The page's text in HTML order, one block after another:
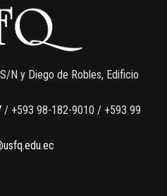
N y Diego de Robles, Edificio
/ +593 98-182-9010 / +593 99